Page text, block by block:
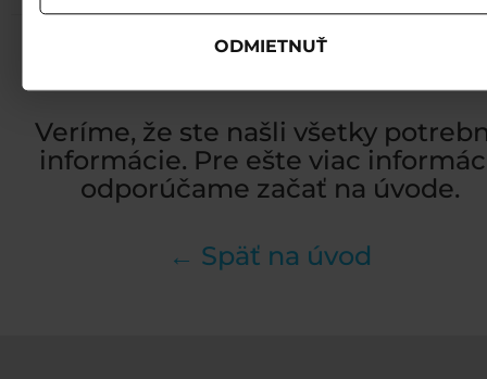
ODMIETNUŤ
Späť na úvod
Veríme, že ste našli všetky
informácie. Pre ešte viac
odporúčame začať na úvode.
← Späť na úvod